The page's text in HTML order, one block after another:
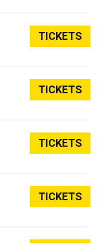
TICKETS
TICKETS
TICKETS
TICKETS